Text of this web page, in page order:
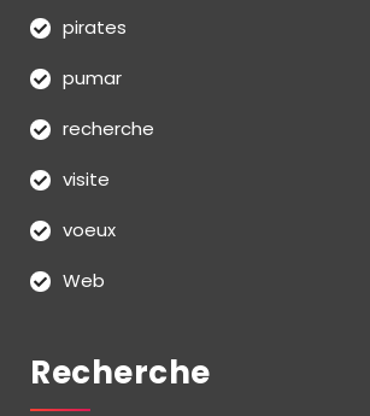
pirates
pumar
recherche
visite
voeux
Web
Recherche